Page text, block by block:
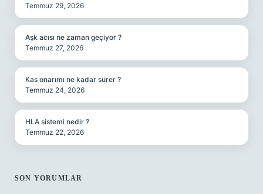
Temmuz 29, 2026
Aşk acısı ne zaman geçiyor ?
Temmuz 27, 2026
Kas onarımı ne kadar sürer ?
Temmuz 24, 2026
HLA sistemi nedir ?
Temmuz 22, 2026
SON YORUMLAR